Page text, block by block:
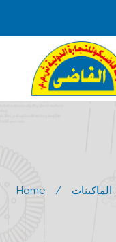
Home الماكينات